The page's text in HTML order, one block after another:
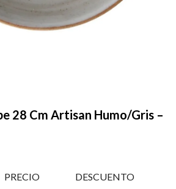
28 Cm Artisan Humo/Gris –
PRECIO DESCUENTO